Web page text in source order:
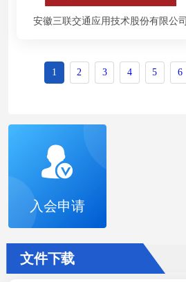
安徽三联交通应用技术股份有限公司
1 2 3 4 5 6
入会申请
文件下载